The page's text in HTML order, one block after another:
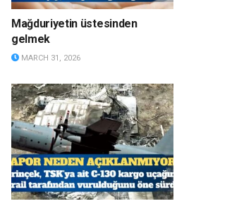
Mağduriyetin üstesinden
gelmek
MARCH 31, 2026